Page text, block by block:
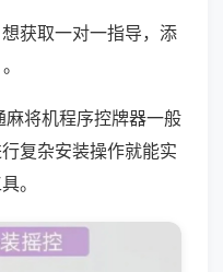
获取一对一指导，添
将机程序控牌器一般
复杂安装操作就能实
。